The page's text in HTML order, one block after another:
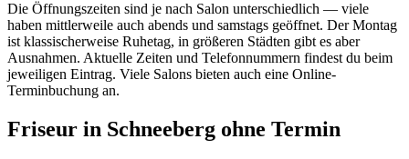
Die Öffnungszeiten sind je nach Salon unterschiedlich — viele
haben mittlerweile auch abends und samstags geöffnet. Der Montag
ist klassischerweise Ruhetag, in größeren Städten gibt es aber
Ausnahmen. Aktuelle Zeiten und Telefonnummern findest du beim
jeweiligen Eintrag. Viele Salons bieten auch eine Online-
Terminbuchung an.
Friseur in Schneeberg ohne Termin